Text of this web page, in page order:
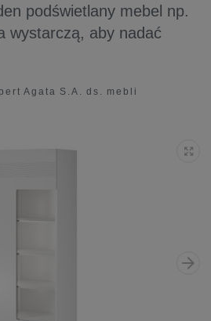
podświetlany mebel np.
wystarczą, aby nadać
Agata S.A. ds. mebli